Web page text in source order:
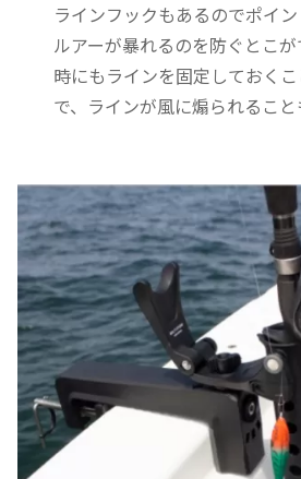
ラインフックもあるのでポイ
ルアーが暴れるのを防ぐとこ
時にもラインを固定しておく
で、ラインが風に煽られること